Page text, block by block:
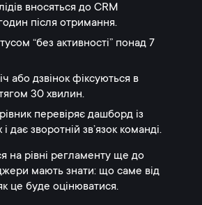
вносяться до CRM
після отримання.
“без активності” понад 7
або дзвінок фіксуються в
30 хвилин.
перевіряє дашборд із
дає зворотній зв’язок команді.
на рівні регламенту ще до
мають знати: що саме від
це буде оцінюватися.